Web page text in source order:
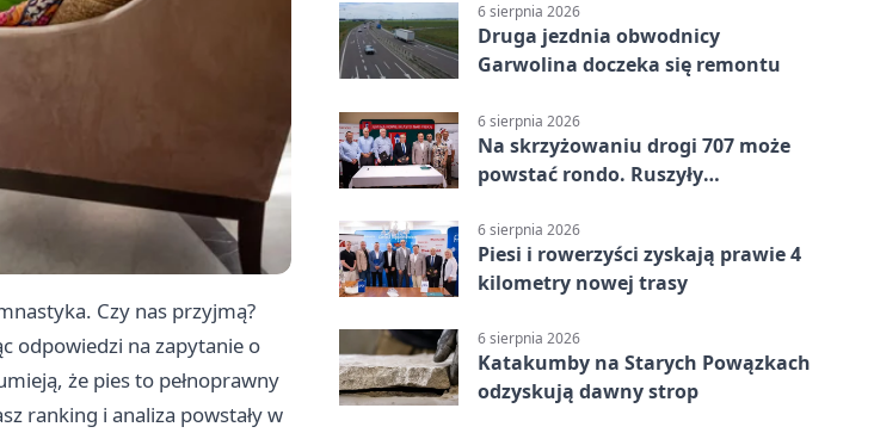
Czy nas przyjmą?
odpowiedzi na zapytanie o
że pies to pełnoprawny
ranking i analiza powstały w
6 sierpnia 2026
Druga jezdnia obwodnicy
Garwolina doczeka się remontu
6 sierpnia 2026
Na skrzyżowaniu drogi 707 może
powstać rondo. Ruszyły
6 sierpnia 2026
Piesi i rowerzyści zyskają prawie 4
kilometry nowej trasy
6 sierpnia 2026
Katakumby na Starych Powązkach
odzyskują dawny strop